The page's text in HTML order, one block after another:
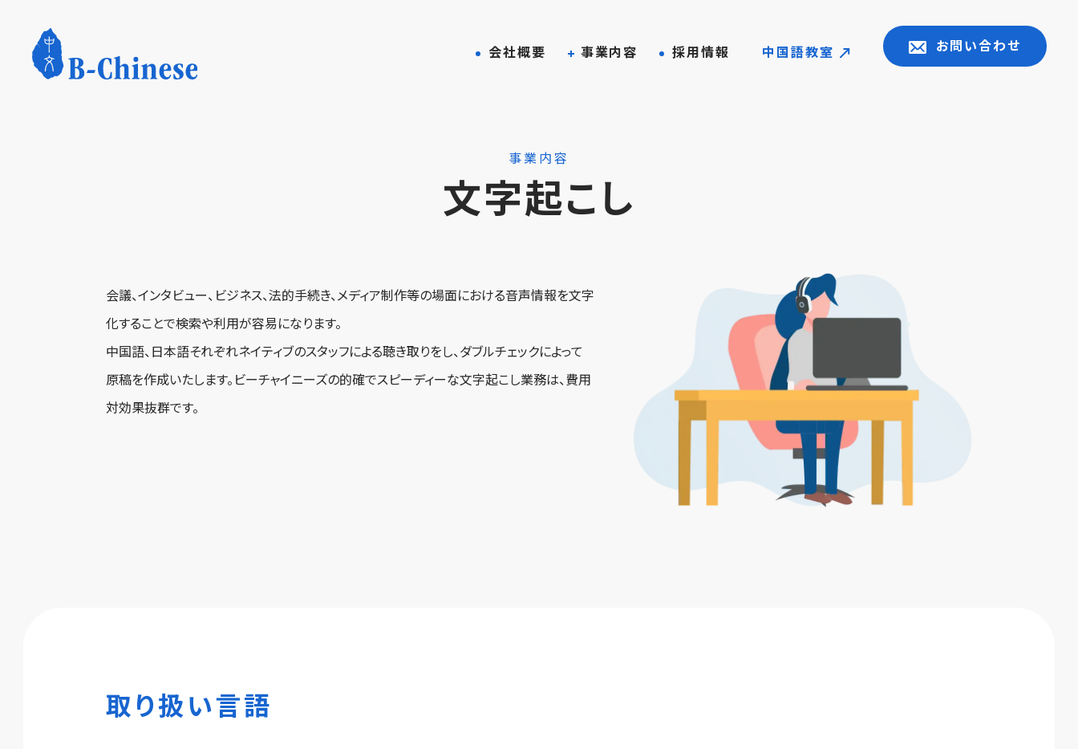
会社概要 事業内容 採用情報 中国語教室 お問い合わせ
事業内容
文字起こし
会議、インタビュー、ビジネス、法的手続き、メディア制作等の場面における音声情報を文字
化することで検索や利用が容易になります。
中国語、日本語それぞれネイティブのスタッフによる聴き取りをし、ダブルチェックによって
原稿を作成いたします。ビーチャイニーズの的確でスピーディーな文字起こし業務は、費用
対効果抜群です。
取り扱い言語